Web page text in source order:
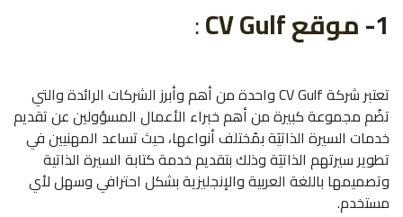
1- موقع CV Gulf :
تعتبر شركة CV Gulf واحدة من أهم وأبرز الشركات الرائدة والتي
تضُم مجموعة كبيرة من أهم خبراء الأعمال المسؤولين عن تقديم
خدمات السيرة الذاتيَة بمُختلف أنواعها، حيث تساعد المهنيين في
تطوير سيرتهم الذاتيَة وذلك بتقديم خدمة كتابة السيرة الذاتية
وتصميمها باللغة العربية والإنجليزية بشكل احترافي وسهل لأي
مستخدم.